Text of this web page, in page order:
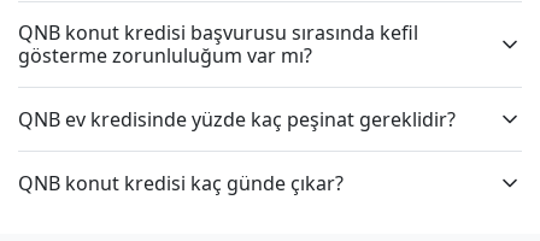
QNB konut kredisi başvurusu sırasında kefil
gösterme zorunluluğum var mı?
QNB ev kredisinde yüzde kaç peşinat gereklidir?
QNB konut kredisi kaç günde çıkar?